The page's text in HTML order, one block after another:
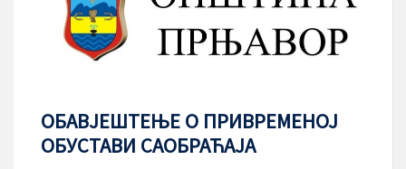
ОБАВЈЕШТЕЊЕ О ПРИВРЕМЕНОЈ
ОБУСТАВИ САОБРАЋАЈА